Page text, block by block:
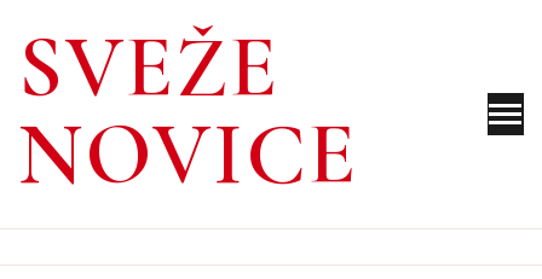
content
SVEŽE
NOVICE